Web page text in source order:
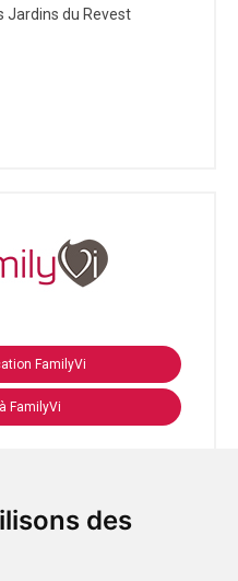
des
Jardins du Revest
FamilyVi
FamilyVi